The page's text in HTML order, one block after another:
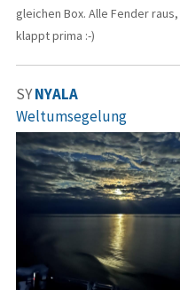
gleichen Box. Alle Fender
klappt prima :-)
SYNYALA
Weltumsegelung